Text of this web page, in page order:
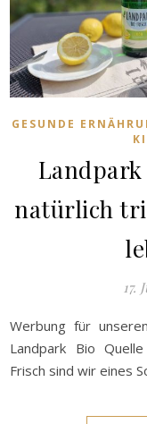
GESUNDE
natürlich
17.
Werbung für
Landpark Bio
Frisch sind wir eines